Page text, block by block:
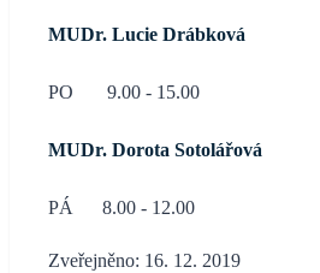
MUDr. Lucie
PO 9.00 -
MUDr. Dorota
PÁ 8.00 - 12.00
Zveřejněno: 16. 12. 2019